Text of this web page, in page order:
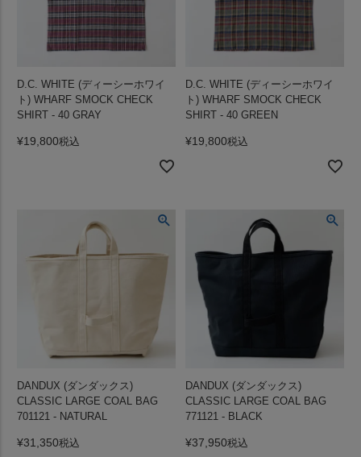
D.C. WHITE (ディーシーホワイ
ト) WHARF SMOCK CHECK
SHIRT - 40 GRAY
¥19,800税込
D.C. WHITE (ディーシーホワイ
ト) WHARF SMOCK CHECK
SHIRT - 40 GREEN
¥19,800税込
DANDUX (ダンダックス)
CLASSIC LARGE COAL BAG
701121 - NATURAL
¥31,350税込
DANDUX (ダンダックス)
CLASSIC LARGE COAL BAG
771121 - BLACK
¥37,950税込